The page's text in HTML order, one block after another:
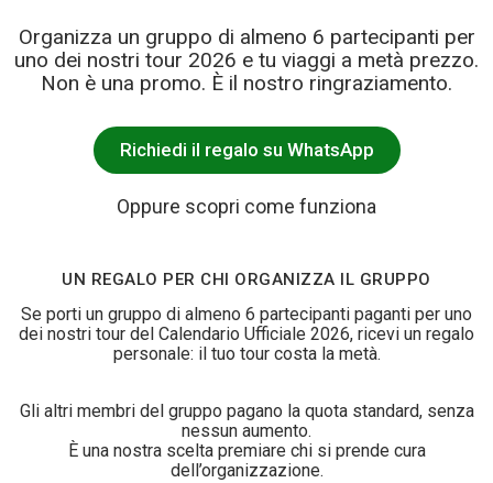
Organizza un gruppo di almeno 6 partecipanti per
uno dei nostri tour 2026 e tu viaggi a metà prezzo.
Non è una promo. È il nostro ringraziamento.
Richiedi il regalo su WhatsApp
Oppure scopri come funziona
UN REGALO PER CHI ORGANIZZA IL GRUPPO
Se porti un gruppo di almeno 6 partecipanti paganti per uno
dei nostri tour del Calendario Ufficiale 2026, ricevi un regalo
personale: il tuo tour costa la metà.
Gli altri membri del gruppo pagano la quota standard, senza
nessun aumento.
È una nostra scelta premiare chi si prende cura
dell’organizzazione.